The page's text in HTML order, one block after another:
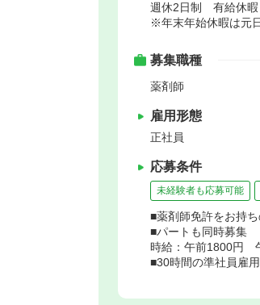
週休2日制 有給休暇
※年末年始休暇は元
募集職種
薬剤師
雇用形態
正社員
応募条件
未経験者も応募可能
■薬剤師免許をお持
■パートも同時募集
時給：午前1800円
■30時間の準社員雇